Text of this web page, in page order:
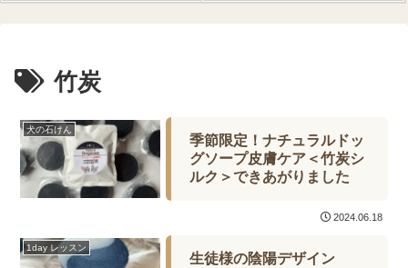
竹炭
犬の石けん
季節限定！ナチュラルドッ
グソープ皮膚ケア＜竹炭シ
ルク＞できあがりました
2024.06.18
1day レッスン
生徒様の陰陽デザイン